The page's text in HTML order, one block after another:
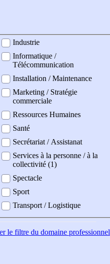
Industrie
Informatique /
Télécommunication
Installation / Maintenance
Marketing / Stratégie
commerciale
Ressources Humaines
Santé
Secrétariat / Assistanat
Services à la personne / à la
collectivité (1)
Spectacle
Sport
Transport / Logistique
le filtre du domaine professionnel